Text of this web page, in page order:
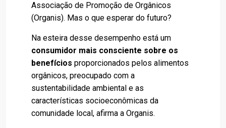
Associação de Promoção de Orgânicos
(Organis). Mas o que esperar do futuro?
Na esteira desse desempenho está um
consumidor mais consciente sobre os
benefícios proporcionados pelos alimentos
orgânicos, preocupado com a
sustentabilidade ambiental e as
características socioeconômicas da
comunidade local, afirma a Organis.